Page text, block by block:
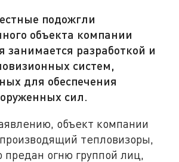
подожгли
объекта компании
занимается разработкой и
систем,
для обеспечения
сил.
объект компании
тепловизоры,
огню группой лиц,